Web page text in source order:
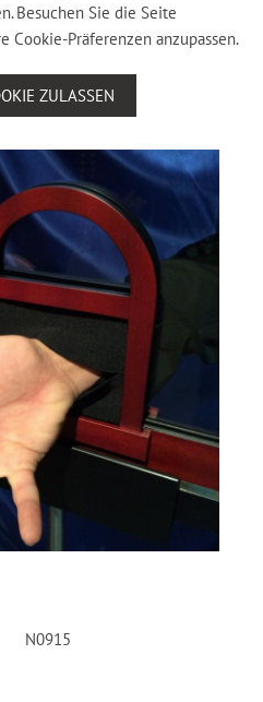
Besuchen Sie die Seite
Cookie-Präferenzen anzupassen.
ZULASSEN
N0915